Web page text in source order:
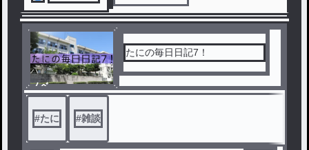
ノベ
ル
たにの毎日日記7！
#たに #雑談